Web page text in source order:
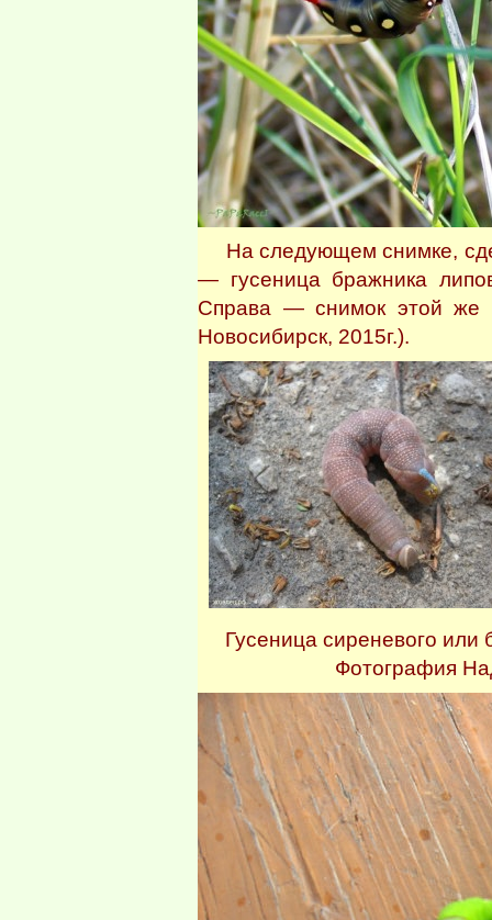
На следующем снимке,
— гусеница бражника
Справа — снимок этой же
Новосибирск, 2015г.).
Гусеница сиреневого
Фотография